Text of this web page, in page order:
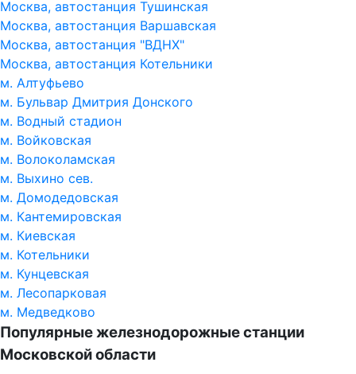
Москва, автостанция Тушинская
Москва, автостанция Варшавская
Москва, автостанция "ВДНХ"
Москва, автостанция Котельники
м. Алтуфьево
м. Бульвар Дмитрия Донского
м. Водный стадион
м. Войковская
м. Волоколамская
м. Выхино сев.
м. Домодедовская
м. Кантемировская
м. Киевская
м. Котельники
м. Кунцевская
м. Лесопарковая
м. Медведково
Популярные железнодорожные станции
Московской области